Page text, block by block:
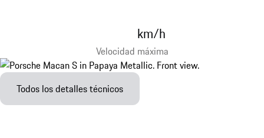
Velocidad máxima
km/h
Todos los detalles técnicos